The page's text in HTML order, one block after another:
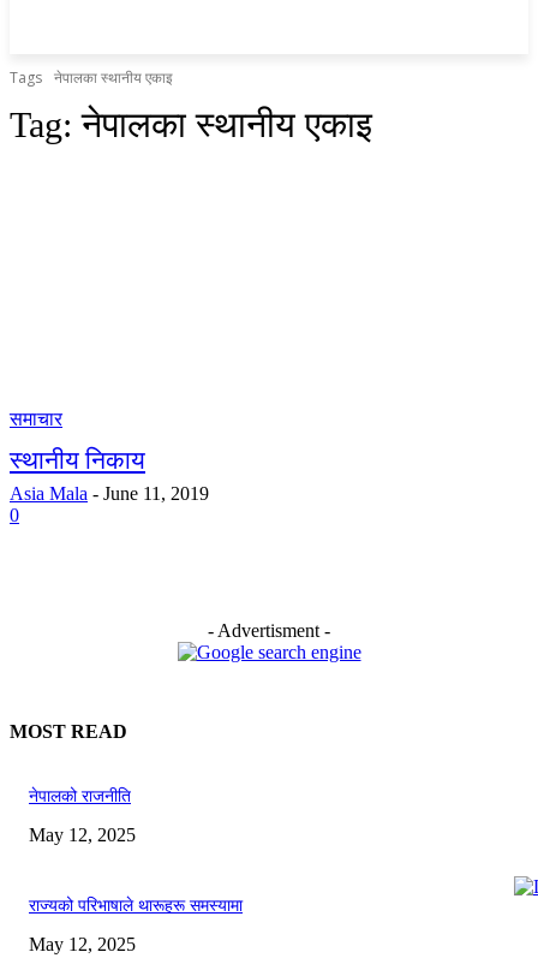
Tags नेपालका स्थानीय एकाइ
Tag:नेपालका स्थानीय एकाइ
समाचार
स्थानीय निकाय
Asia Mala - June 11, 2019
0
- Advertisment -
MOST READ
नेपालको राजनीति
May 12, 2025
राज्यको परिभाषाले थारूहरू समस्यामा
May 12, 2025